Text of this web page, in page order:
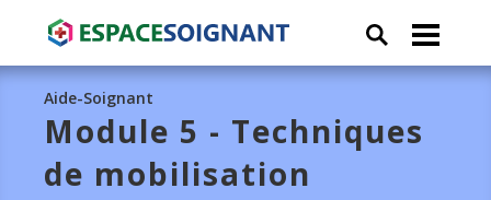
Aide-Soignant
Module 5 - Techniques
de mobilisation